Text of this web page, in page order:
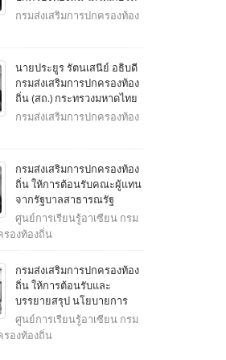
เป็นประธานเปิดโครงการ
ราชการส่วนท้องถิ่น
กรมส่งเสริมการปกครองท้อง
นายประยูร รัตนเสนีย์ อธิบดี
กรมส่งเสริมการปกครองท้อง
ถิ่น (สถ.) กระทรวงมหาดไทย
ร่วมหารือกับทีมวิจัยองค์กร
Agency : JICA) ประกอบด้วย
Mr
กรมส่งเสริมการปกครองท้อง
กรมส่งเสริมการปกครองท้อง
ถิ่น ให้การต้อนรับคณะผู้แทน
จากรัฐบาลสาธารณรัฐ
ประชาธิปไตยประชาชนลาว
เข้าศึกษาดูงานและบรรยาย
ศูนย์การเรียนรู้อาเซียน กรม
รองท้องถิ่น
กรมส่งเสริมการปกครองท้อง
ถิ่น ให้การต้อนรับและ
บรรยายสรุป นโยบายการ
ดูแลผู้สูงอายุในชุมชน ให้กับ
คณะศึกษาดูงานจาก
ศูนย์การเรียนรู้อาเซียน กรม
รองท้องถิ่น